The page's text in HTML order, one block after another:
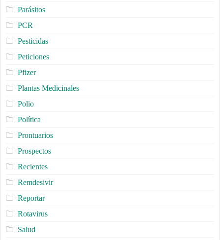
Parásitos
PCR
Pesticidas
Peticiones
Pfizer
Plantas Medicinales
Polio
Política
Prontuarios
Prospectos
Recientes
Remdesivir
Reportar
Rotavirus
Salud